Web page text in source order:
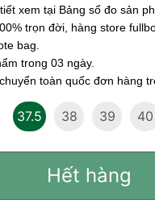
xem tại Bảng số đo sản
trọn đời, hàng store
bag.
trong 03 ngày.
toàn quốc đơn hàng
37.5 38 39 40
Hết hàng